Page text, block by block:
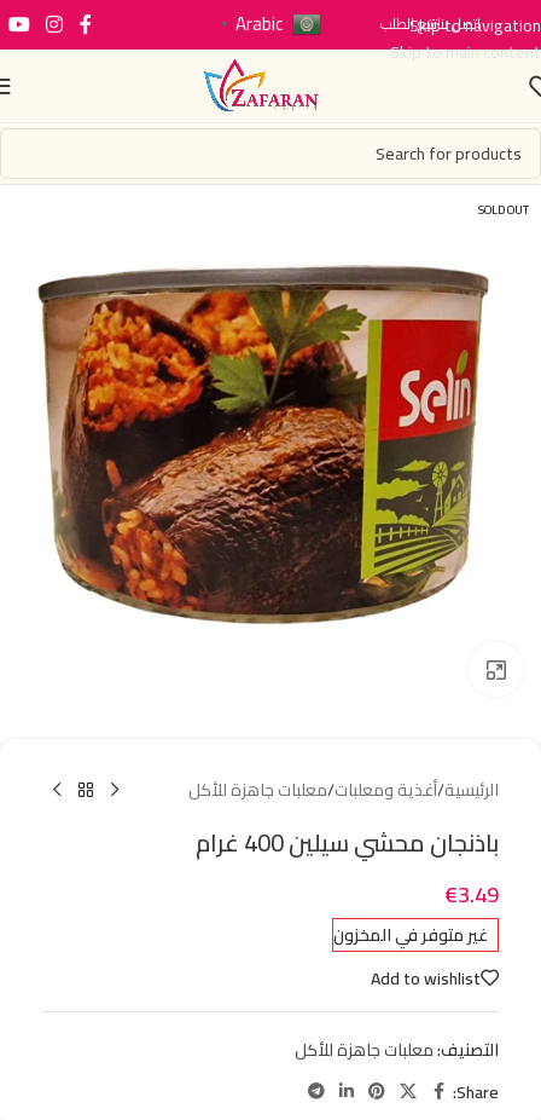
Skip to navigation
Skip to main content
اتصل بناتتبع الطلب Arabic
▼
SOLD OUT
الرئيسية/أغذية ومعلبات/معلبات جاهزة للأكل
باذنجان محشي سيلين 400 غرام
€3.49
غير متوفر في المخزون
Add to wishlist
التصنيف:معلبات جاهزة للأكل
Share: